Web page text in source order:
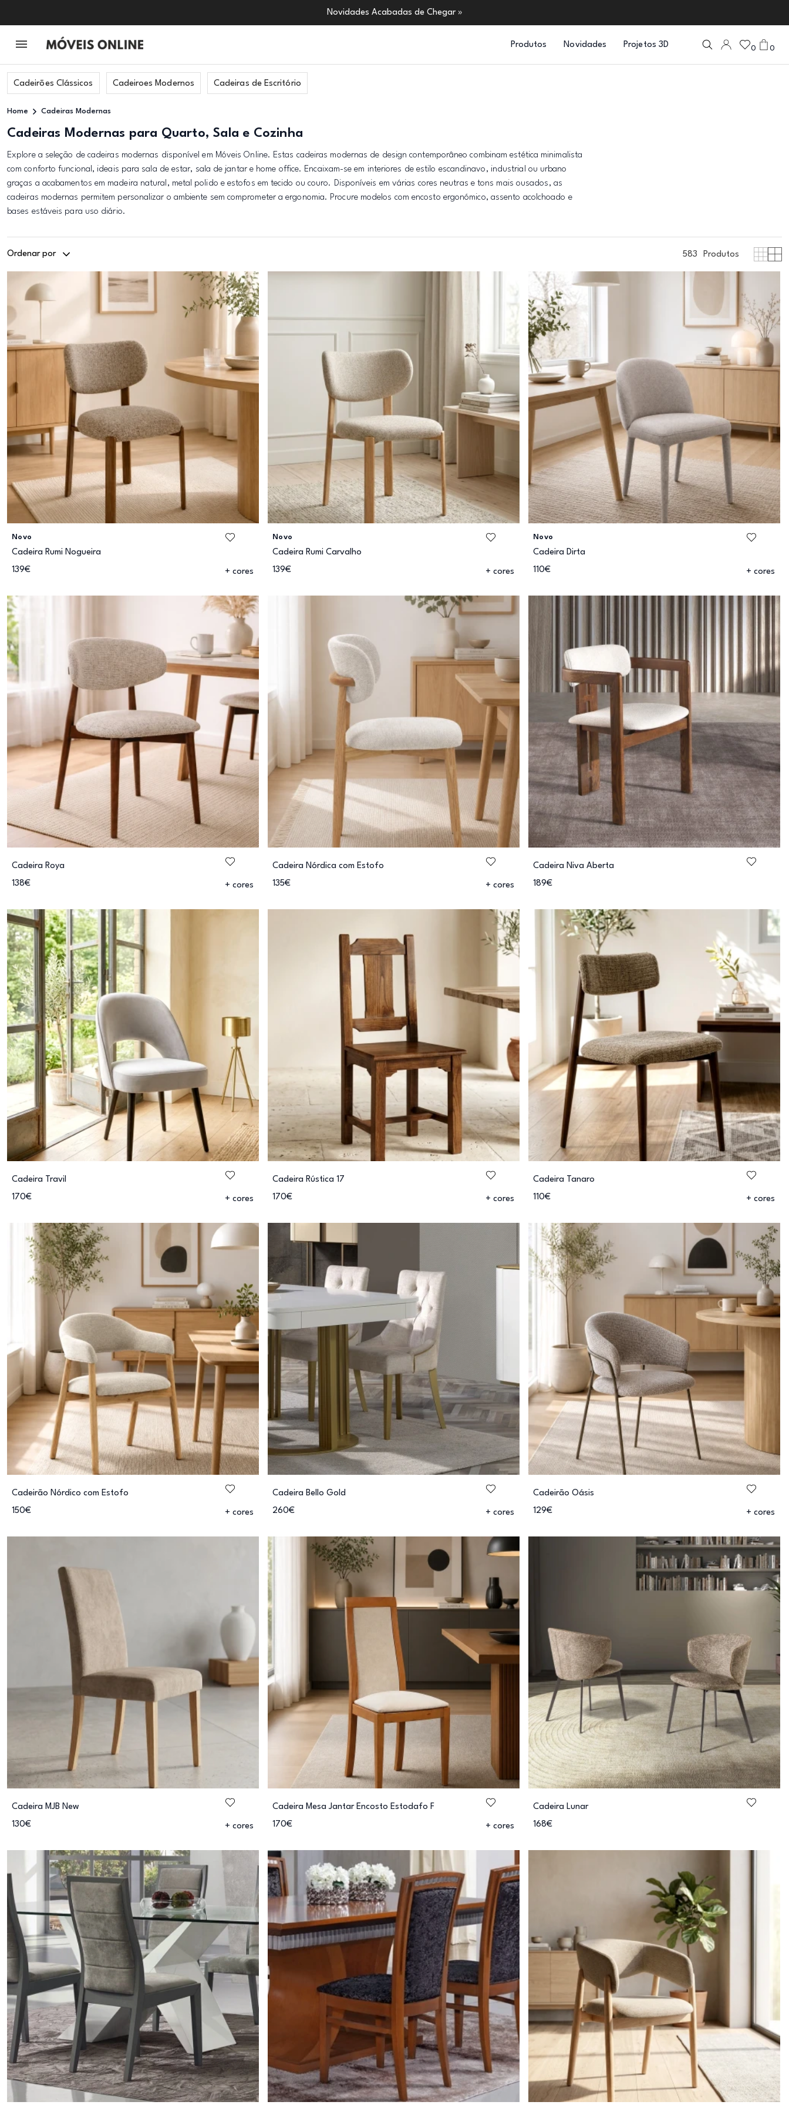
Novidades Acabadas de Chegar »
Produtos Novidades Projetos 3D 0 0
Cadeirões Clássicos Cadeiroes Modernos Cadeiras de Escritório
Home Cadeiras Modernas
Cadeiras Modernas para Quarto, Sala e Cozinha
Explore a seleção de cadeiras modernas disponível em Móveis Online. Estas cadeiras modernas de design contemporâneo combinam estética minimalista
com conforto funcional, ideais para sala de estar, sala de jantar e home office. Encaixam-se em interiores de estilo escandinavo, industrial ou urbano
graças a acabamentos em madeira natural, metal polido e estofos em tecido ou couro. Disponíveis em várias cores neutras e tons mais ousados, as
cadeiras modernas permitem personalizar o ambiente sem comprometer a ergonomia. Procure modelos com encosto ergonómico, assento acolchoado e
bases estáveis para uso diário.
Ordenar por 583 Produtos
Novo
Cadeira Rumi Nogueira
139€
+ cores
Novo
Cadeira Rumi Carvalho
139€
+ cores
Novo
Cadeira Dirta
110€
+ cores
Cadeira Roya
138€
+ cores
Cadeira Nórdica com Estofo
135€
+ cores
Cadeira Niva Aberta
189€
Cadeira Travil
170€
+ cores
Cadeira Rústica 17
170€
+ cores
Cadeira Tanaro
110€
+ cores
Cadeirão Nórdico com Estofo
150€
+ cores
Cadeira Bello Gold
260€
+ cores
Cadeirão Oásis
129€
+ cores
Cadeira MJB New
130€
+ cores
Cadeira Mesa Jantar Encosto Estodafo F
170€
+ cores
Cadeira Lunar
168€